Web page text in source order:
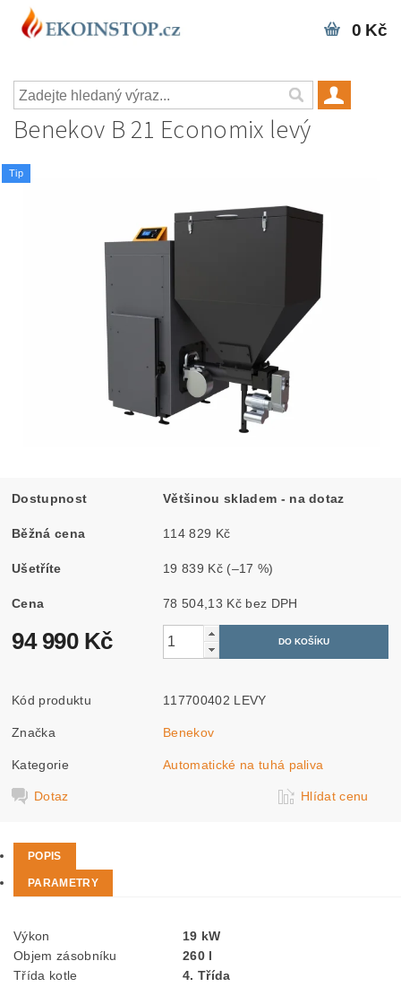
0 Kč
Benekov B 21 Economix levý
Tip
Dostupnost Většinou skladem - na dotaz
Běžná cena 114 829 Kč
Ušetříte 19 839 Kč (–17 %)
Cena 78 504,13 Kč bez DPH
94 990 Kč
Kód produktu 117700402 LEVY
Značka Benekov
Kategorie Automatické na tuhá paliva
Dotaz Hlídat cenu
POPIS
PARAMETRY
Výkon
19 kW
Objem zásobníku
260 l
Třída kotle
4. Třída